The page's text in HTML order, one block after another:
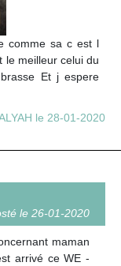
comme sa c est l
le meilleur celui du
Et j espere
le 28-01-2020
le 26-01-2020
maman
arrivé ce WE -